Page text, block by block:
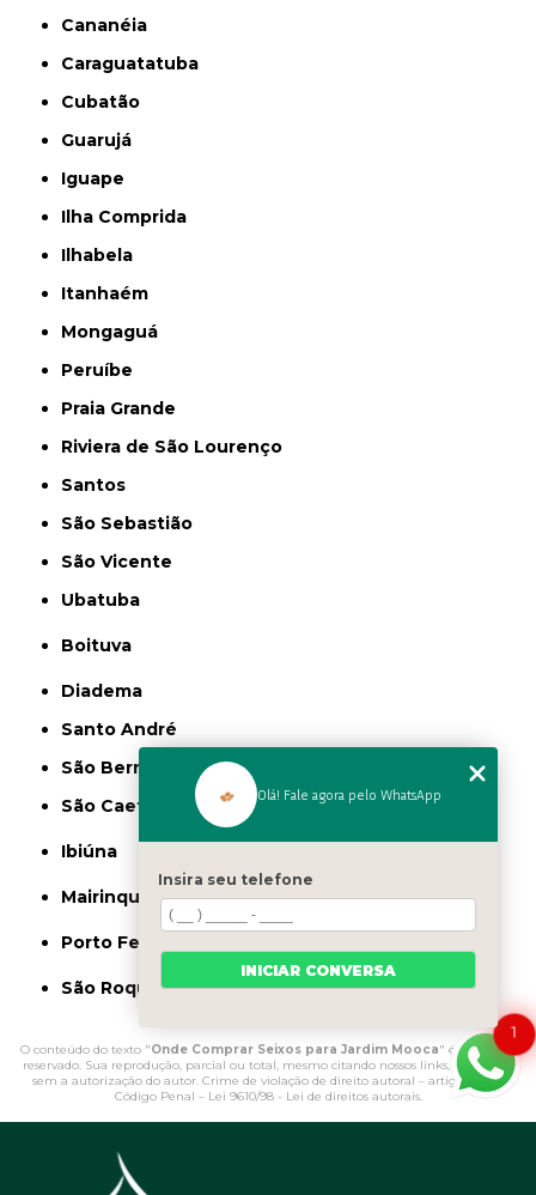
Cananéia
Caraguatatuba
Cubatão
Guarujá
Iguape
Ilha Comprida
Ilhabela
Itanhaém
Mongaguá
Peruíbe
Praia Grande
Riviera de São Lourenço
Santos
São Sebastião
São Vicente
Ubatuba
Boituva
Diadema
Santo André
São Bernardo do Campo
São Caetano do Sul
Ibiúna
Mairinque
Porto Feliz
São Roque
O conteúdo do texto "Onde Comprar Seixos para Jardim Mooca" é de direito
reservado. Sua reprodução, parcial ou total, mesmo citando nossos links, é proibida
sem a autorização do autor. Crime de violação de direito autoral – artigo 184 do
Código Penal – Lei 9610/98 - Lei de direitos autorais.
1
Olá! Fale agora pelo WhatsApp
Insira seu telefone
INICIAR CONVERSA